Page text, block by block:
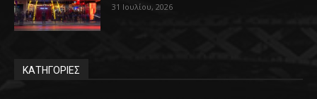
31 Ιουλίου, 2026
ΚΑΤΗΓΟΡΙΕΣ